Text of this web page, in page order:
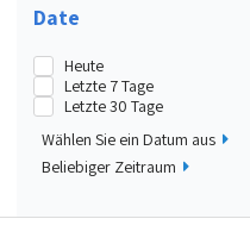
Date
Heute
Letzte 7 Tage
Letzte 30 Tage
Wählen Sie ein Datum aus
Beliebiger Zeitraum